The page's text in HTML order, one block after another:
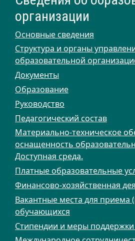
организации
Основные сведения
Структура и органы
образовательной
Документы
Образование
Руководство
Педагогический состав
Материально-техническое
оснащенность
Доступная среда.
Платные образовательные
Финансово-хозяйственная
Вакантные места для приема
обучающихся
Стипендии и меры